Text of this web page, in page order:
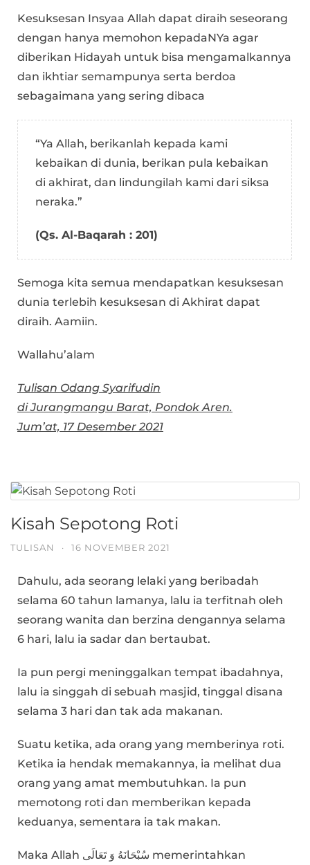
Kesuksesan Insyaa Allah dapat diraih seseorang
dengan hanya memohon kepadaNYa agar
diberikan Hidayah untuk bisa mengamalkannya
dan ikhtiar semampunya serta berdoa
sebagaimana yang sering dibaca
“Ya Allah, berikanlah kepada kami
kebaikan di dunia, berikan pula kebaikan
di akhirat, dan lindungilah kami dari siksa
neraka.”
(Qs. Al-Baqarah : 201)
Semoga kita semua mendapatkan kesuksesan
dunia terlebih kesuksesan di Akhirat dapat
diraih. Aamiin.
Wallahu’alam
Tulisan Odang Syarifudin
di Jurangmangu Barat, Pondok Aren.
Jum’at, 17 Desember 2021
Kisah Sepotong Roti
TULISAN · 16 NOVEMBER 2021
Dahulu, ada seorang lelaki yang beribadah
selama 60 tahun lamanya, lalu ia terfitnah oleh
seorang wanita dan berzina dengannya selama
6 hari, lalu ia sadar dan bertaubat.
Ia pun pergi meninggalkan tempat ibadahnya,
lalu ia singgah di sebuah masjid, tinggal disana
selama 3 hari dan tak ada makanan.
Suatu ketika, ada orang yang memberinya roti.
Ketika ia hendak memakannya, ia melihat dua
orang yang amat membutuhkan. Ia pun
memotong roti dan memberikan kepada
keduanya, sementara ia tak makan.
Maka Allah سُبْحَانَهُ وَ تَعَالَى memerintahkan